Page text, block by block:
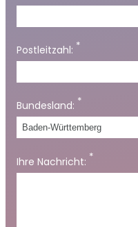
Postleitzahl: *
Bundesland: *
Ihre Nachricht: *